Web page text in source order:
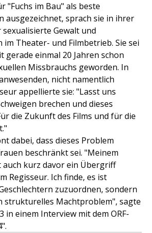
"Fuchs im Bau" als beste
ausgezeichnet, sprach sie in ihrer
Gewalt und
im Theater- und Filmbetrieb. Sie sei
gerade einmal 20 Jahren schon
Missbrauchs geworden. In
nicht namentlich
appellierte sie: "Lasst uns
brechen und dieses
die Zukunft des Films und für die
dabei, dass dieses Problem
beschränkt sei. "Meinem
auch kurz davor ein Übergriff
Regisseur. Ich finde, es ist
zuzuordnen, sondern
strukturelles Machtproblem", sagte
in einem Interview mit dem ORF-